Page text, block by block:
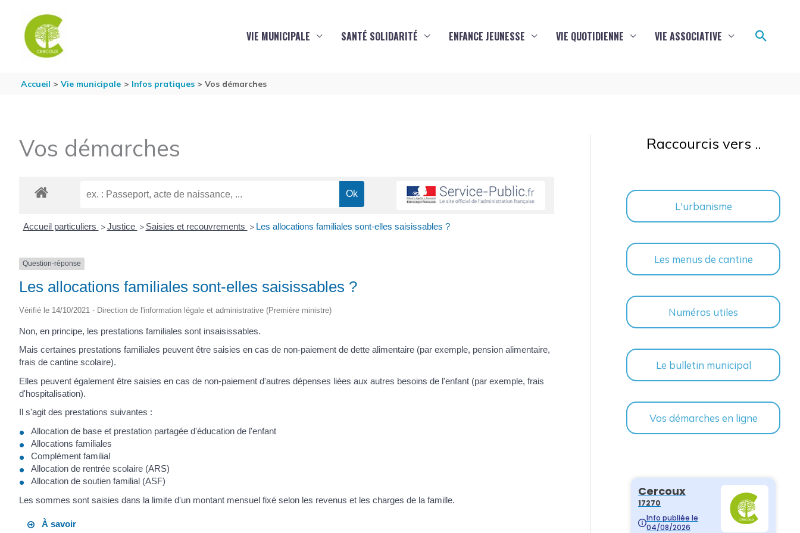
VIE MUNICIPALE SANTÉ SOLIDARITÉ ENFANCE JEUNESSE VIE QUOTIDIENNE VIE ASSOCIATIVE
Accueil Vie municipale Infos pratiques Vos démarches
Vos démarches
Accueil particuliers > Justice > Saisies et recouvrements > Les allocations familiales sont-elles saisissables ?
Question-réponse
Les allocations familiales sont-elles saisissables ?
Vérifié le 14/10/2021 - Direction de l'information légale et administrative (Première ministre)
Non, en principe, les prestations familiales sont insaisissables.
Mais certaines prestations familiales peuvent être saisies en cas de non-paiement de dette alimentaire (par exemple, pension alimentaire,
frais de cantine scolaire).
Elles peuvent également être saisies en cas de non-paiement d'autres dépenses liées aux autres besoins de l'enfant (par exemple, frais
d'hospitalisation).
Il s'agit des prestations suivantes :
Allocation de base et prestation partagée d'éducation de l'enfant
Allocations familiales
Complément familial
Allocation de rentrée scolaire (ARS)
Allocation de soutien familial (ASF)
Les sommes sont saisies dans la limite d'un montant mensuel fixé selon les revenus et les charges de la famille.
À savoir
Raccourcis vers ..
L'urbanisme
Les menus de cantine
Numéros utiles
Le bulletin municipal
Vos démarches en ligne